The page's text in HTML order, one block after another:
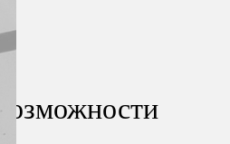
Возможности